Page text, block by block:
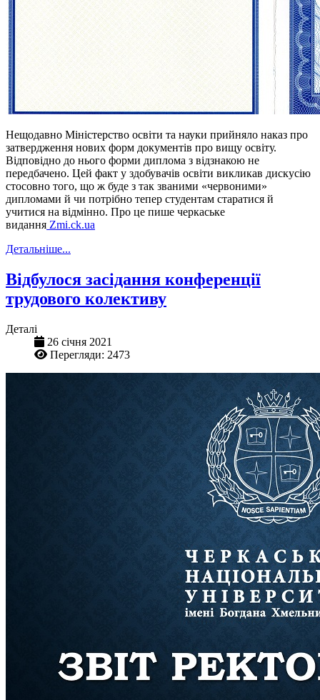
Нещодавно Міністерство освіти та науки прийняло наказ про
затвердження нових форм документів про вищу освіту.
Відповідно до нього форми диплома з відзнакою не
передбачено. Цей факт у здобувачів освіти викликав дискусію
стосовно того, що ж буде з так званими «червоними»
дипломами й чи потрібно тепер студентам старатися й
учитися на відмінно. Про це пише черкаське
видання Zmi.ck.ua
Детальніше...
Відбулося засідання конференції
трудового колективу
Деталі
26 січня 2021
Перегляди: 2473